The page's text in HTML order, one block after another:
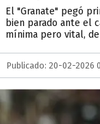
El "Granate" pegó
bien parado ante el
mínima pero vital,
Publicado: 20-02-2026